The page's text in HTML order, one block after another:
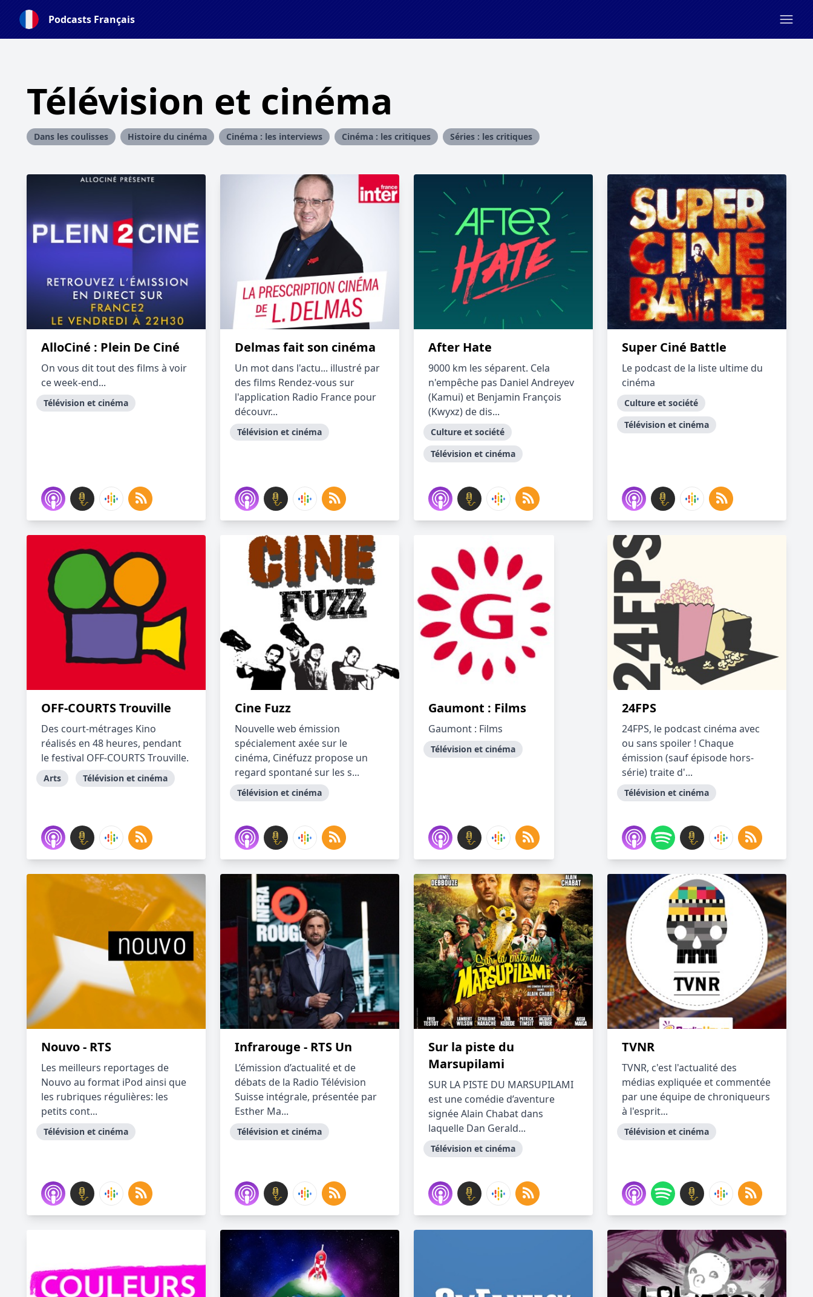
Podcasts Français
Télévision et cinéma
Dans les coulisses Histoire du cinéma Cinéma : les interviews Cinéma : les critiques Séries : les critiques
AlloCiné : Plein De Ciné
On vous dit tout des films à voir
ce week-end...
Télévision et cinéma
Delmas fait son cinéma
Un mot dans l'actu... illustré par
des films Rendez-vous sur
l'application Radio France pour
découvr...
Télévision et cinéma
After Hate
9000 km les séparent. Cela
n'empêche pas Daniel Andreyev
(Kamui) et Benjamin François
(Kwyxz) de dis...
Culture et société
Télévision et cinéma
Super Ciné Battle
Le podcast de la liste ultime du
cinéma
Culture et société
Télévision et cinéma
OFF-COURTS Trouville
Des court-métrages Kino
réalisés en 48 heures, pendant
le festival OFF-COURTS Trouville.
Arts Télévision et cinéma
Cine Fuzz
Nouvelle web émission
spécialement axée sur le
cinéma, Cinéfuzz propose un
regard spontané sur les s...
Télévision et cinéma
Gaumont : Films
Gaumont : Films
Télévision et cinéma
24FPS
24FPS, le podcast cinéma avec
ou sans spoiler ! Chaque
émission (sauf épisode hors-
série) traite d'...
Télévision et cinéma
Nouvo - RTS
Les meilleurs reportages de
Nouvo au format iPod ainsi que
les rubriques régulières: les
petits cont...
Télévision et cinéma
Infrarouge - RTS Un
L’émission d’actualité et de
débats de la Radio Télévision
Suisse intégrale, présentée par
Esther Ma...
Télévision et cinéma
Sur la piste du
Marsupilami
SUR LA PISTE DU MARSUPILAMI
est une comédie d’aventure
signée Alain Chabat dans
laquelle Dan Gerald...
Télévision et cinéma
TVNR
TVNR, c'est l'actualité des
médias expliquée et commentée
par une équipe de chroniqueurs
à l'esprit...
Télévision et cinéma